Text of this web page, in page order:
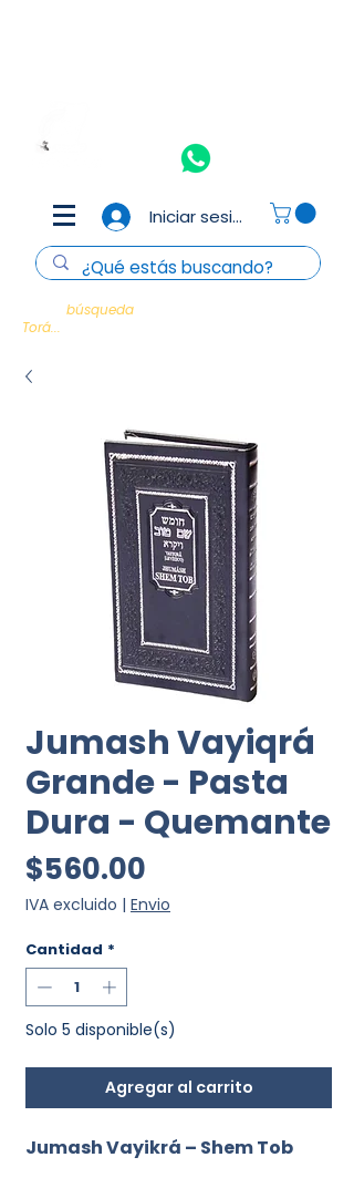
Iniciar sesión
búsqueda
Torá...
Jumash Vayiqrá
Grande - Pasta
Dura - Quemante
$560.00
IVA excluido | Envio
Cantidad *
Solo 5 disponible(s)
Agregar al carrito
Jumash Vayikrá – Shem Tob